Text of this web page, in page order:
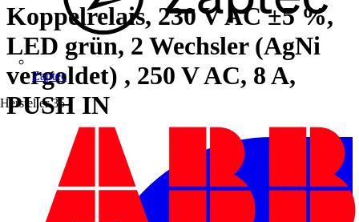
Zaptec
Hersteller 35
Koppelrelais, 230 V AC ±5 %,
LED grün, 2 Wechsler (AgNi
vergoldet) , 250 V AC, 8 A,
PUSH IN